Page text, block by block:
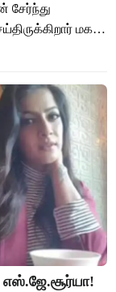
மகன்
எஸ்.ஜே.சூர்யா!